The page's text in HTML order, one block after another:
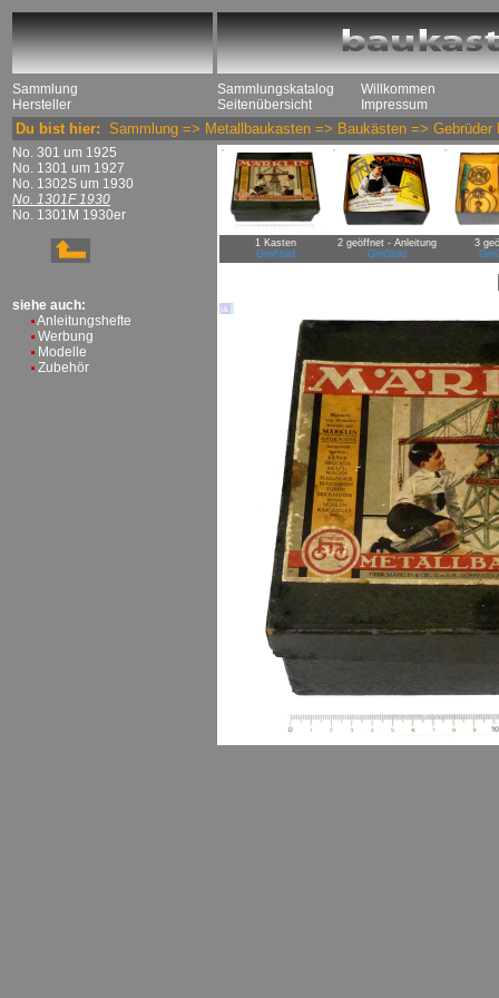
Sammlung
Hersteller
Sammlungskatalog
Seitenübersicht
Willkommen
Impressum
Du bist hier: Sammlung => Metallbaukasten => Baukästen => Gebrüder
No. 301 um 1925
No. 1301 um 1927
No. 1302S um 1930
No. 1301F 1930
No. 1301M 1930er
siehe auch:
Anleitungshefte
Werbung
Modelle
Zubehör
1 Kasten
Großbild
2 geöffnet - Anleitung
Großbild
3